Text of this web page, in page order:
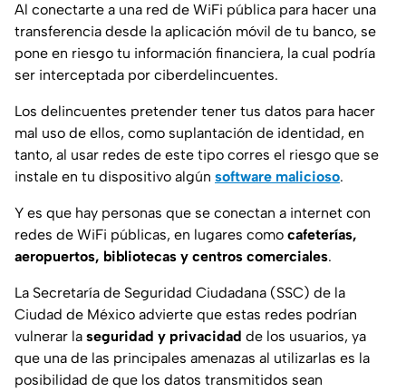
Al conectarte a una red de WiFi pública para hacer una
transferencia desde la aplicación móvil de tu banco, se
pone en riesgo tu información financiera, la cual podría
ser interceptada por ciberdelincuentes.
Los delincuentes pretender tener tus datos para hacer
mal uso de ellos, como suplantación de identidad, en
tanto, al usar redes de este tipo corres el riesgo que se
instale en tu dispositivo algún software malicioso.
Y es que hay personas que se conectan a internet con
redes de WiFi públicas, en lugares como cafeterías,
aeropuertos, bibliotecas y centros comerciales.
La Secretaría de Seguridad Ciudadana (SSC) de la
Ciudad de México advierte que estas redes podrían
vulnerar la seguridad y privacidad de los usuarios, ya
que una de las principales amenazas al utilizarlas es la
posibilidad de que los datos transmitidos sean